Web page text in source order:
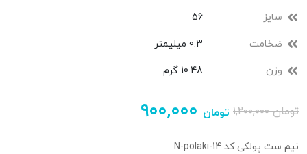
سایز
56
ضخامت 0.3 میلیمتر
وزن 10.48 گرم
۱,۲۰۰,۰۰۰تومان ۹۰۰,۰۰۰ تومان
نیم ست پولکی کد N-polaki-14